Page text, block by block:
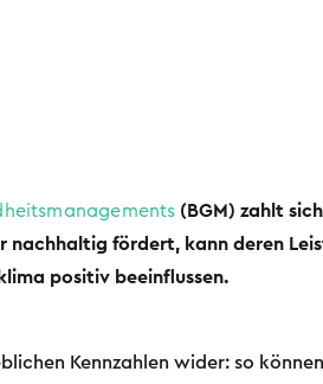
(BGM) zahlt
nachhaltig fördert, kann deren
positiv beeinflussen.
Kennzahlen wider: so können